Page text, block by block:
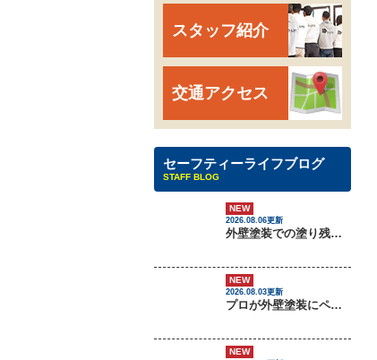
スタッフ紹介
交通アクセス
セーフティーライフブログ
STAFF BLOG
NEW
2026.08.06更新
外壁塗装での塗り残しトラブルについて
NEW
2026.08.03更新
プロが外壁塗装にペンキをしない理由
NEW